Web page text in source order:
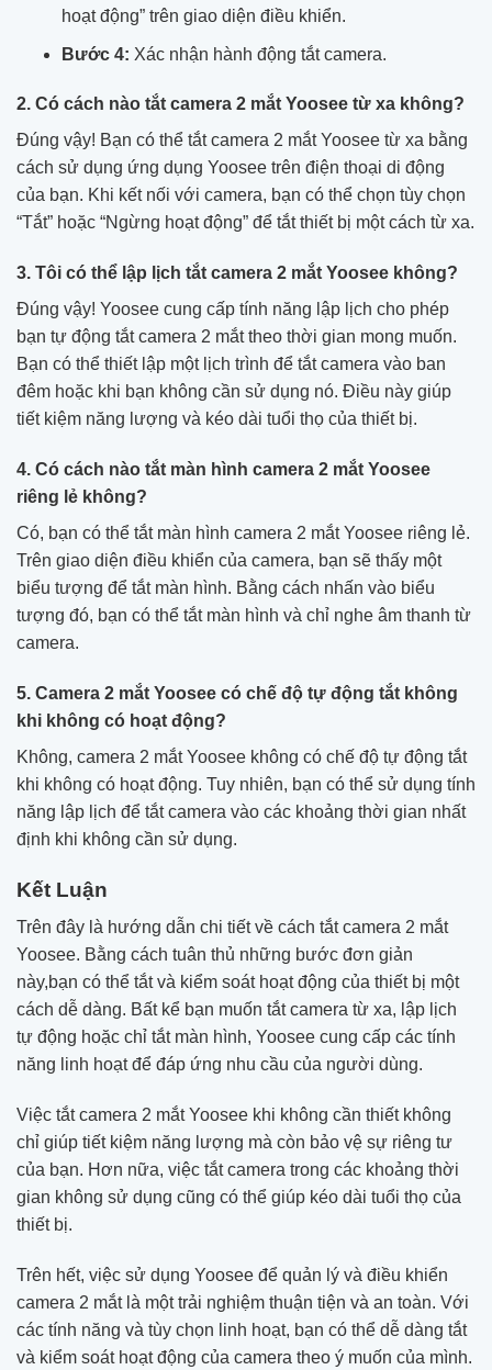
hoạt động” trên giao diện điều khiển.
Bước 4: Xác nhận hành động tắt camera.
2. Có cách nào tắt camera 2 mắt Yoosee từ xa không?
Đúng vậy! Bạn có thể tắt camera 2 mắt Yoosee từ xa bằng
cách sử dụng ứng dụng Yoosee trên điện thoại di động
của bạn. Khi kết nối với camera, bạn có thể chọn tùy chọn
“Tắt” hoặc “Ngừng hoạt động” để tắt thiết bị một cách từ xa.
3. Tôi có thể lập lịch tắt camera 2 mắt Yoosee không?
Đúng vậy! Yoosee cung cấp tính năng lập lịch cho phép
bạn tự động tắt camera 2 mắt theo thời gian mong muốn.
Bạn có thể thiết lập một lịch trình để tắt camera vào ban
đêm hoặc khi bạn không cần sử dụng nó. Điều này giúp
tiết kiệm năng lượng và kéo dài tuổi thọ của thiết bị.
4. Có cách nào tắt màn hình camera 2 mắt Yoosee
riêng lẻ không?
Có, bạn có thể tắt màn hình camera 2 mắt Yoosee riêng lẻ.
Trên giao diện điều khiển của camera, bạn sẽ thấy một
biểu tượng để tắt màn hình. Bằng cách nhấn vào biểu
tượng đó, bạn có thể tắt màn hình và chỉ nghe âm thanh từ
camera.
5. Camera 2 mắt Yoosee có chế độ tự động tắt không
khi không có hoạt động?
Không, camera 2 mắt Yoosee không có chế độ tự động tắt
khi không có hoạt động. Tuy nhiên, bạn có thể sử dụng tính
năng lập lịch để tắt camera vào các khoảng thời gian nhất
định khi không cần sử dụng.
Kết Luận
Trên đây là hướng dẫn chi tiết về cách tắt camera 2 mắt
Yoosee. Bằng cách tuân thủ những bước đơn giản
này,bạn có thể tắt và kiểm soát hoạt động của thiết bị một
cách dễ dàng. Bất kể bạn muốn tắt camera từ xa, lập lịch
tự động hoặc chỉ tắt màn hình, Yoosee cung cấp các tính
năng linh hoạt để đáp ứng nhu cầu của người dùng.
Việc tắt camera 2 mắt Yoosee khi không cần thiết không
chỉ giúp tiết kiệm năng lượng mà còn bảo vệ sự riêng tư
của bạn. Hơn nữa, việc tắt camera trong các khoảng thời
gian không sử dụng cũng có thể giúp kéo dài tuổi thọ của
thiết bị.
Trên hết, việc sử dụng Yoosee để quản lý và điều khiển
camera 2 mắt là một trải nghiệm thuận tiện và an toàn. Với
các tính năng và tùy chọn linh hoạt, bạn có thể dễ dàng tắt
và kiểm soát hoạt động của camera theo ý muốn của mình.